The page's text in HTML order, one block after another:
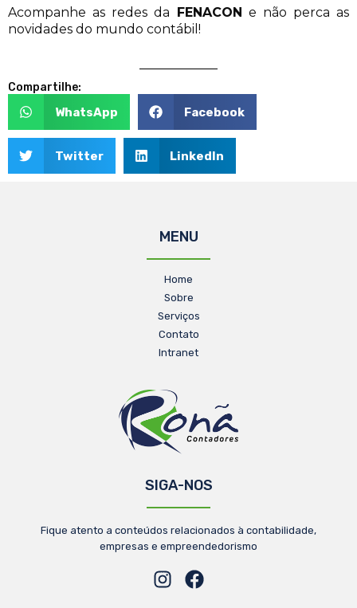
Acompanhe as redes da FENACON e não perca as
novidades do mundo contábil!
Compartilhe:
WhatsApp Facebook
Twitter LinkedIn
MENU
Home
Sobre
Serviços
Contato
Intranet
SIGA-NOS
Fique atento a conteúdos relacionados à contabilidade,
empresas e empreendedorismo